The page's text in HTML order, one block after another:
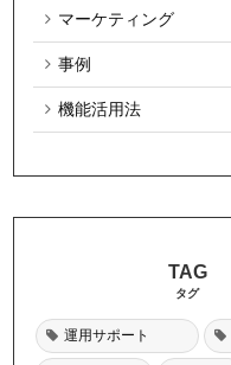
マーケティング
事例
機能活用法
タグ
運用サポート